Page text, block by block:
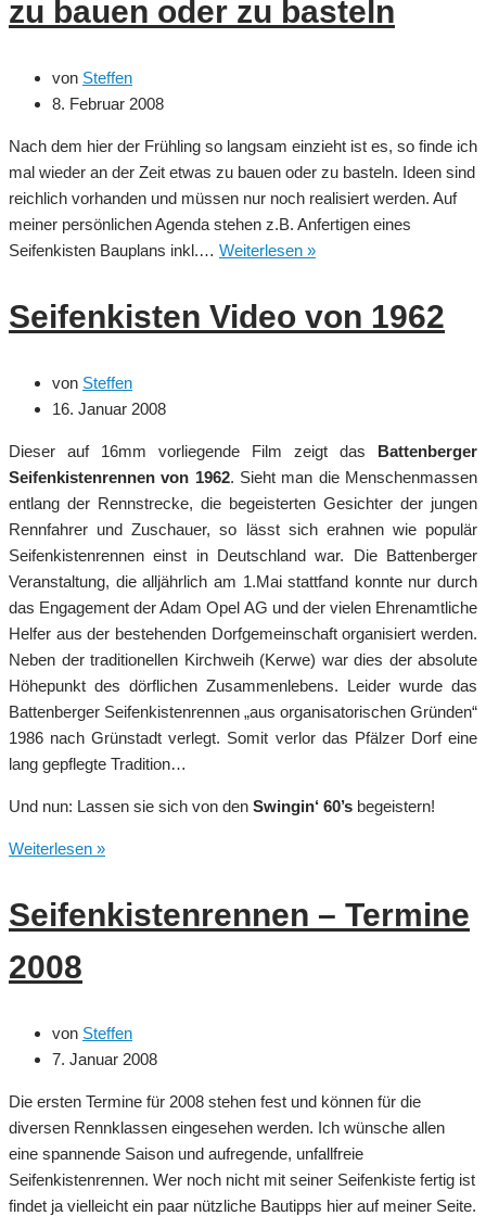
zu bauen oder zu basteln
von Steffen
8. Februar 2008
Nach dem hier der Frühling so langsam einzieht ist es, so finde ich
mal wieder an der Zeit etwas zu bauen oder zu basteln. Ideen sind
reichlich vorhanden und müssen nur noch realisiert werden. Auf
meiner persönlichen Agenda stehen z.B. Anfertigen eines
Seifenkisten Bauplans inkl.… Weiterlesen »Zeit
etwas
zu
basteln
Seifenkisten Video von 1962
von Steffen
16. Januar 2008
Dieser auf 16mm vorliegende Film zeigt das Battenberger
Seifenkistenrennen von 1962. Sieht man die Menschenmassen
entlang der Rennstrecke, die begeisterten Gesichter der jungen
Rennfahrer und Zuschauer, so lässt sich erahnen wie populär
Seifenkistenrennen einst in Deutschland war. Die Battenberger
Veranstaltung, die alljährlich am 1.Mai stattfand konnte nur durch
das Engagement der Adam Opel AG und der vielen Ehrenamtliche
Helfer aus der bestehenden Dorfgemeinschaft organisiert werden.
Neben der traditionellen Kirchweih (Kerwe) war dies der absolute
Höhepunkt des dörflichen Zusammenlebens. Leider wurde das
Battenberger Seifenkistenrennen „aus organisatorischen Gründen“
1986 nach Grünstadt verlegt. Somit verlor das Pfälzer Dorf eine
lang gepflegte Tradition…
Und nun: Lassen sie sich von den Swingin‘ 60’s begeistern!
Weiterlesen »Seifenkisten
von
1962
Seifenkistenrennen – Termine
2008
von Steffen
7. Januar 2008
Die ersten Termine für 2008 stehen fest und können für die
diversen Rennklassen eingesehen werden. Ich wünsche allen
eine spannende Saison und aufregende, unfallfreie
Seifenkistenrennen. Wer noch nicht mit seiner Seifenkiste fertig ist
findet ja vielleicht ein paar nützliche Bautipps hier auf meiner Seite.